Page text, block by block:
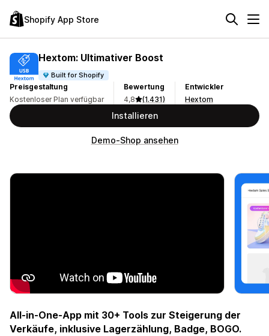
Shopify App Store
Hextom: Ultimativer Boost
Built for Shopify
Preisgestaltung
Kostenloser Plan verfügbar
Bewertung
4,8
(1.431)
Entwickler
Hextom
Installieren
Demo-Shop ansehen
All-in-One-App mit 30+ Tools zur Steigerung der
Verkäufe, inklusive Lagerzählung, Badge, BOGO.